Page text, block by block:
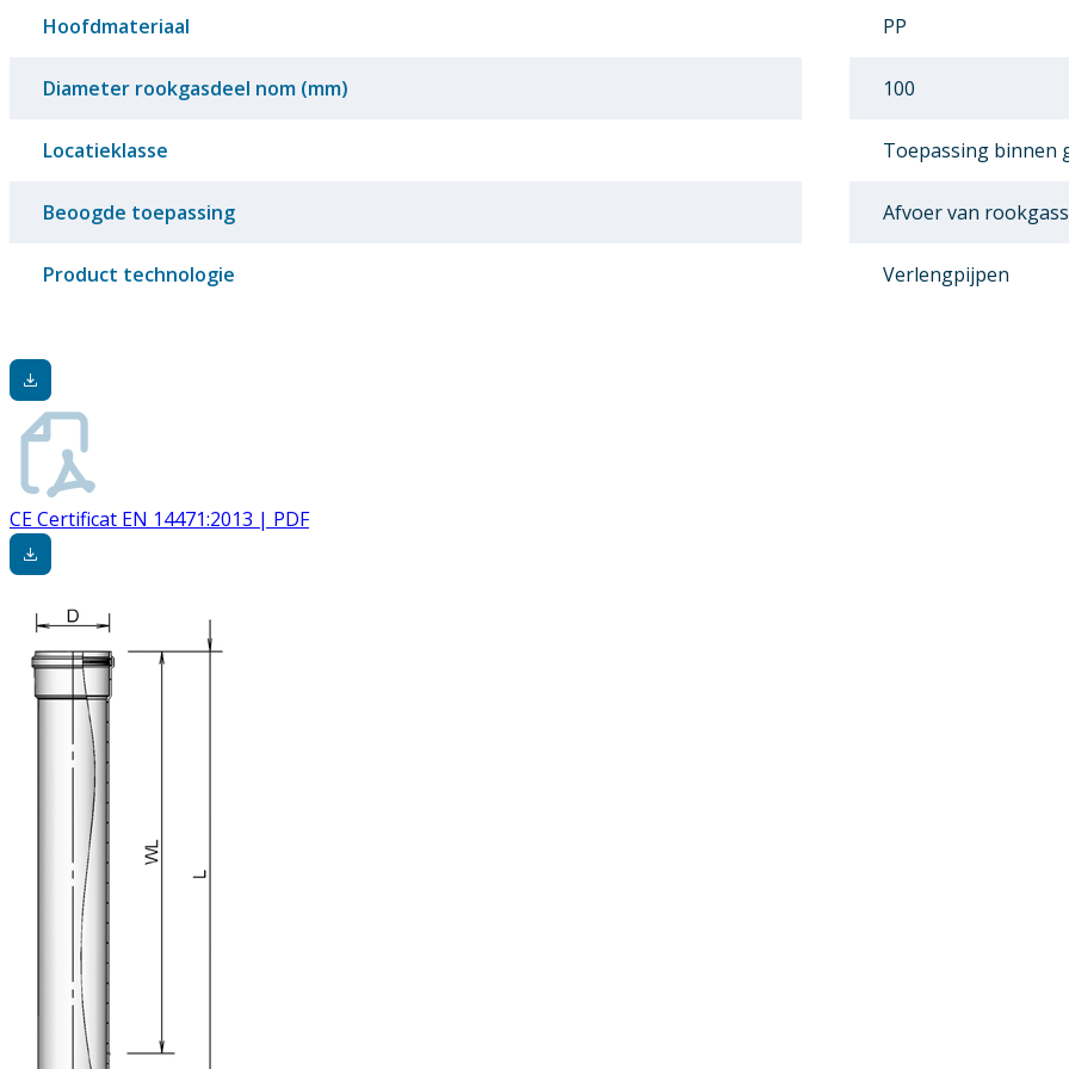
Hoofdmateriaal PP
Diameter rookgasdeel nom (mm) 100
Locatieklasse Toepassing binnen
Beoogde toepassing Afvoer van
Product technologie Verlengpijpen
CE Certificat EN 14471:2013 | PDF